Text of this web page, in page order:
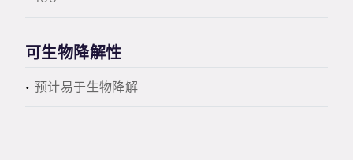
可生物降解性
预计易于生物降解